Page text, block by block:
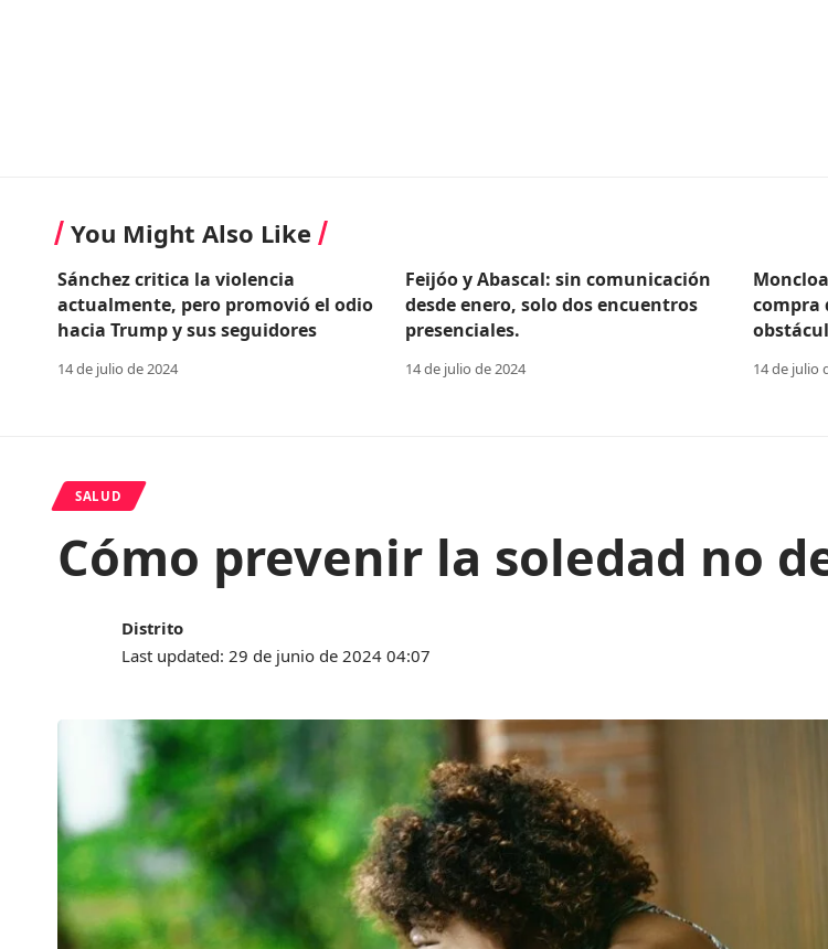
You Might Also Like
Sánchez critica la violencia
actualmente, pero promovió el odio
hacia Trump y sus seguidores
14 de julio de 2024
Feijóo y Abascal: sin comunicación
desde enero, solo dos encuentros
presenciales.
14 de julio de 2024
compra
14 de julio
SALUD
Cómo prevenir la soledad no
Last updated: 29 de junio de 2024 04:07
Distrito